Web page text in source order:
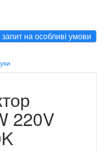
на особливі умови
220V